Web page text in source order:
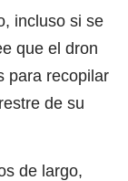
, incluso si se
que el dron
para recopilar
de su
de largo,